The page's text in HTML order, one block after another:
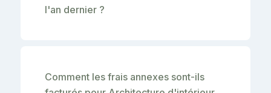
l'an dernier ?
Comment les frais annexes sont-ils